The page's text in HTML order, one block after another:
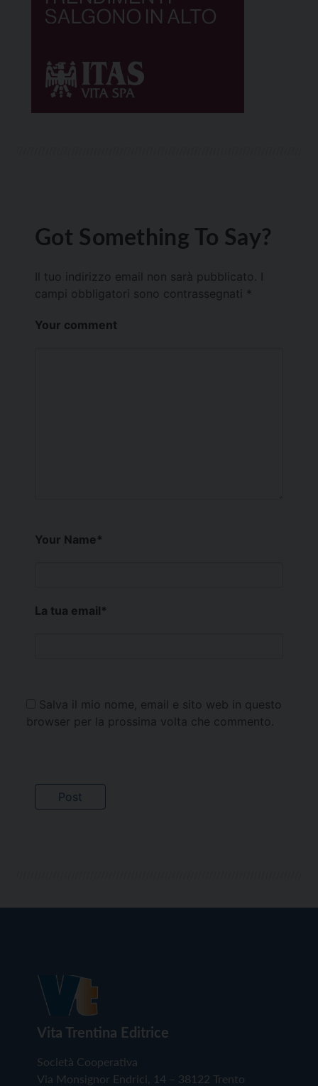
Got Something To Say?
Il tuo indirizzo email non sarà pubblicato.
campi obbligatori sono contrassegnati *
Your comment
Your Name*
La tua email*
Salva il mio nome, email e sito web in questo
browser per la prossima volta che commento.
Vita Trentina Editrice
Società Cooperativa
Via Monsignor Endrici, 14 – 38122 Trento